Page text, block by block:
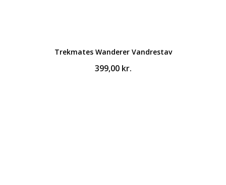
Trekmates Wanderer Vandrestav
399,00 kr.